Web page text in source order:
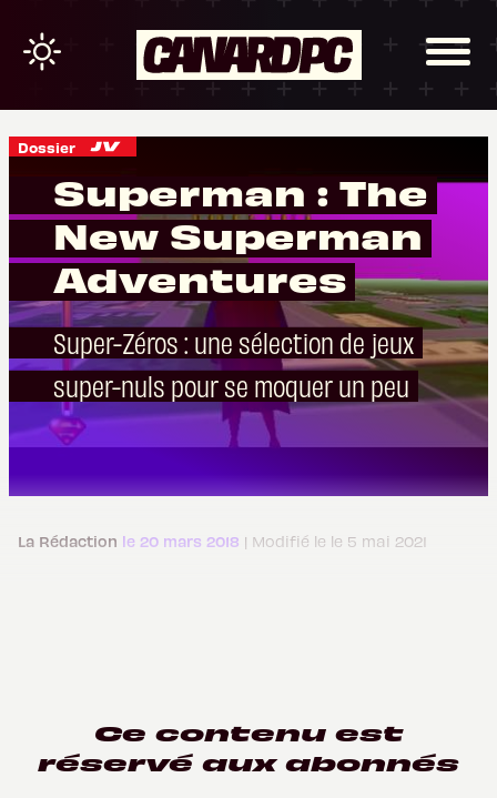
Dossier
Superman : The
New Superman
Adventures
Super-Zéros : une sélection de jeux
super-nuls pour se moquer un peu
La Rédaction le 20 mars 2018 | Modifié le le 5 mai 2021
Ce contenu est
réservé aux abonnés